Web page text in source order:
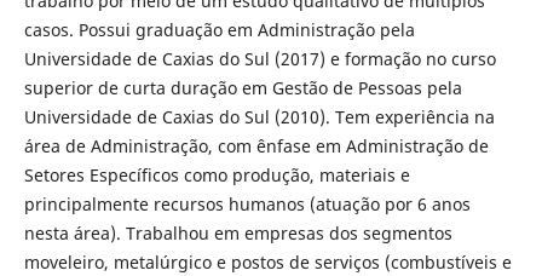
casos. Possui graduação em Administração pela
Universidade de Caxias do Sul (2017) e formação no curso
superior de curta duração em Gestão de Pessoas pela
Universidade de Caxias do Sul (2010). Tem experiência na
área de Administração, com ênfase em Administração de
Setores Específicos como produção, materiais e
principalmente recursos humanos (atuação por 6 anos
nesta área). Trabalhou em empresas dos segmentos
moveleiro, metalúrgico e postos de serviços (combustíveis e